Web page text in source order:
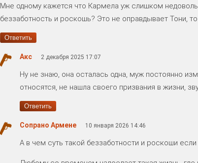
Мне одному кажется что Кармела уж слишком
беззаботность и роскошь? Это не оправдывает Тони,
Ответить
Акс 2 декабря 2025 17:07
Ну не знаю, она осталась одна, муж постоянно
относятся, не нашла своего призвания в жизни,
Ответить
Сопрано Армене 10 января 2026 14:46
А в чем суть такой беззаботности и роскоши